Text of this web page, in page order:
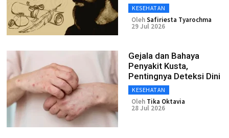
KESEHATAN
OlehSafiriesta Tyarochma
29 Jul 2026
Gejala dan Bahaya
Penyakit Kusta,
Pentingnya Deteksi Dini
KESEHATAN
Oleh Tika Oktavia
28 Jul 2026